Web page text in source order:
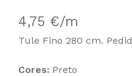
4,75 €/m
Tule Fino 280 cm.
Cores: Preto